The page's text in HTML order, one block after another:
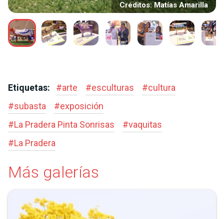
Créditos: Matías Amarilla
Etiquetas: #arte #esculturas #cultura
#subasta #exposición
#La Pradera Pinta Sonrisas #vaquitas
#La Pradera
Más galerías